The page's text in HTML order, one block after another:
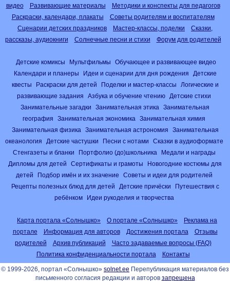
видео
Развивающие материалы
Методики и конспекты для педагогов
Раскраски, календари, плакаты
Советы родителям и воспитателям
Сценарии детских праздников
Мастер-классы, поделки
Сказки,
рассказы, аудиокниги
Солнечные песни и стихи Форум для родителей
Детские комиксы Мультфильмы
Обучающее и развивающее видео
Календари и планеры
Идеи и сценарии для дня рождения
Детские
квесты
Раскраски для детей Поделки и мастер-классы
Логические и
развивающие задания
Азбука и обучение чтению
Детские стихи
Занимательные загадки
Занимательная этика
Занимательная
география
Занимательная экономика
Занимательная химия
Занимательная физика
Занимательная астрономия
Занимательная
океанология
Детские частушки Песни с нотами
Сказки в аудиоформате
Стенгазеты и бланки
Портфолио (до)школьника
Медали и награды
Дипломы для детей
Сертификаты и грамоты
Новогодние костюмы для
детей
Подбор имён и их значение
Советы и идеи для родителей
Рецепты полезных блюд для детей
Детские причёски
Путешествия с
ребёнком
Идеи рукоделия и творчества
Карта портала «Солнышко» О портале «Солнышко»
Реклама на
портале
Информация для авторов Достижения портала
Отзывы
родителей
Архив публикаций
Часто задаваемые вопросы (FAQ)
Политика конфиденциальности портала
Контакты
© 1999-2026, портал «Солнышко» solnet.ee Перепубликация материалов без
письменного согласия редакции и авторов запрещена